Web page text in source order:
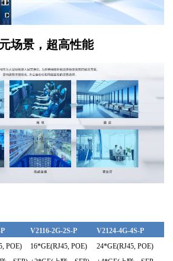
场景，超高性能
V2116-2G-2S-P
V2124-4G-4S-P
POE)
16*GE(RJ45, POE)
24*GE(RJ45, POE)